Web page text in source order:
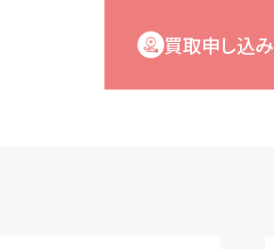
買取申し込み